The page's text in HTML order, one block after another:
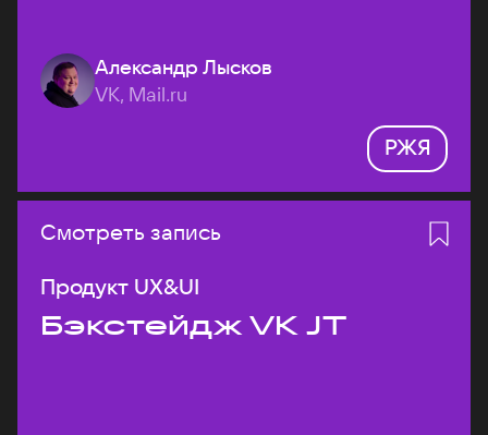
Александр Лысков
VK, Mail.ru
РЖЯ
Смотреть запись
Продукт UX&UI
Бэкстейдж VK JT